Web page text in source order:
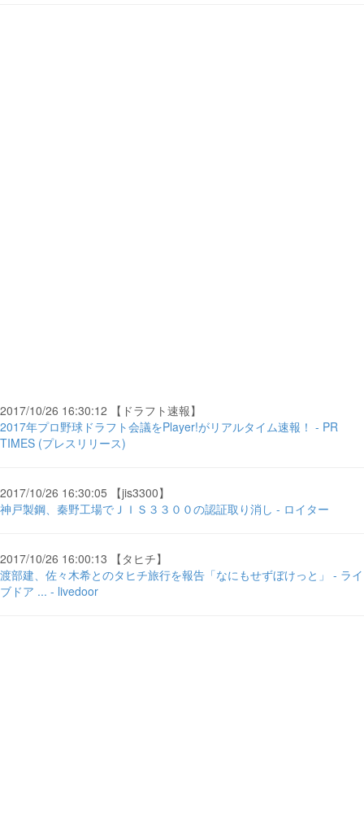
2017/10/26 16:30:12 【ドラフト速報】
2017年プロ野球ドラフト会議をPlayer!がリアルタイム速報！ - PR
TIMES (プレスリリース)
2017/10/26 16:30:05 【jis3300】
神戸製鋼、秦野工場でＪＩＳ３３００の認証取り消し - ロイター
2017/10/26 16:00:13 【タヒチ】
渡部建、佐々木希とのタヒチ旅行を報告「なにもせずぼけっと」 - ライ
ブドア ... - livedoor